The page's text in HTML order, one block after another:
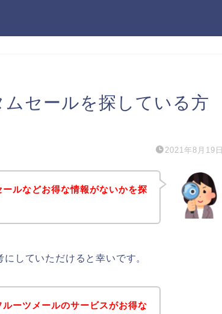
セールを探している方
2021年8月19日
ルなどお得な情報がないかを探
していただけると幸いです。
ーツメールのサービスがお得な